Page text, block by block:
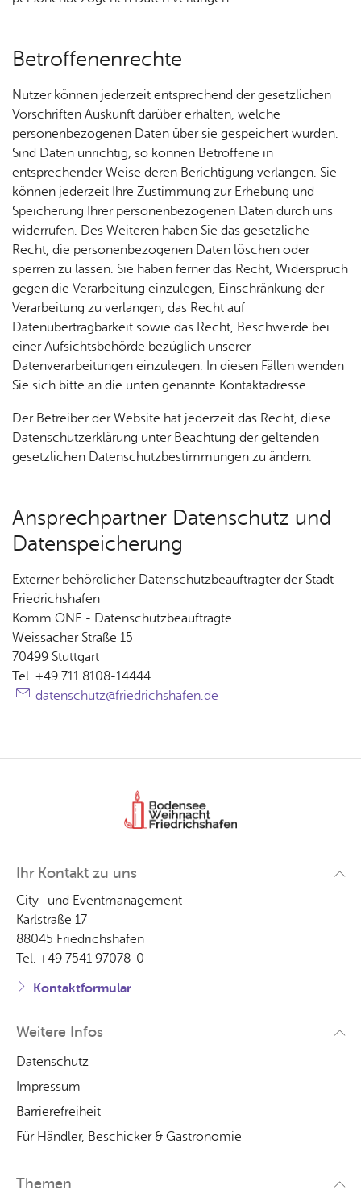
Be­trof­fe­nen­rech­te
Nutzer können jederzeit entsprechend der gesetzlichen
Vorschriften Auskunft darüber erhalten, welche
personenbezogenen Daten über sie gespeichert wurden.
Sind Daten unrichtig, so können Betroffene in
entsprechender Weise deren Berichtigung verlangen. Sie
können jederzeit Ihre Zustimmung zur Erhebung und
Speicherung Ihrer personenbezogenen Daten durch uns
widerrufen. Des Weiteren haben Sie das gesetzliche
Recht, die personenbezogenen Daten löschen oder
sperren zu lassen. Sie haben ferner das Recht, Widerspruch
gegen die Verarbeitung einzulegen, Einschränkung der
Verarbeitung zu verlangen, das Recht auf
Datenübertragbarkeit sowie das Recht, Beschwerde bei
einer Aufsichtsbehörde bezüglich unserer
Datenverarbeitungen einzulegen. In diesen Fällen wenden
Sie sich bitte an die unten genannte Kontaktadresse.
Der Betreiber der Website hat jederzeit das Recht, diese
Datenschutzerklärung unter Beachtung der geltenden
gesetzlichen Datenschutzbestimmungen zu ändern.
An­sprech­part­ner Da­ten­schutz und
Da­ten­spei­che­rung
Externer behördlicher Datenschutzbeauftragter der Stadt
Friedrichshafen
Komm.ONE - Datenschutzbeauftragte
Weissacher Straße 15
70499 Stuttgart
Tel. +49 711 8108-14444
datenschutz@­‍­fried‍richs­‍­hafen.­‍­de
Ihr Kon­takt zu uns
City- und Event­ma­nage­ment
Karl­stra­ße 17
88045 Fried­richs­ha­fen
Tel. +49 7541 97078-0
Kon­takt­for­mu­lar
Wei­te­re Infos
Da­ten­schutz
Im­pres­sum
Bar­rie­re­frei­heit
Für Händ­ler, Be­schi­cker & Gas­tro­no­mie
The­men